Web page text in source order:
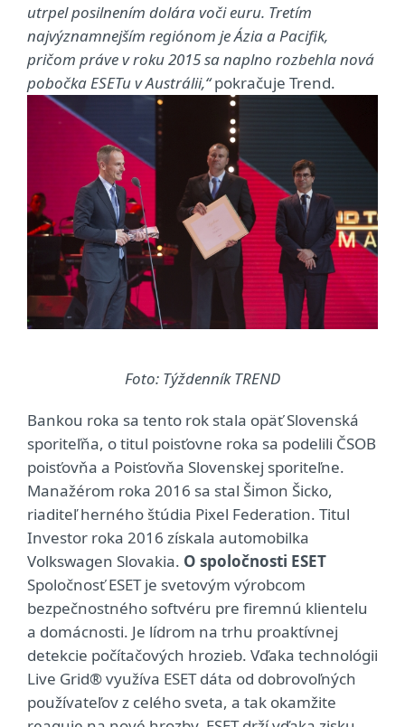
utrpel posilnením dolára voči euru. Tretím
najvýznamnejším regiónom je Ázia a Pacifik,
pričom práve v roku 2015 sa naplno rozbehla nová
pobočka ESETu v Austrálii,“pokračuje Trend.
Foto: Týždenník TREND
Bankou roka sa tento rok stala opäť Slovenská
sporiteľňa, o titul poisťovne roka sa podelili ČSOB
poisťovňa a Poisťovňa Slovenskej sporiteľne.
Manažérom roka 2016 sa stal Šimon Šicko,
riaditeľ herného štúdia Pixel Federation. Titul
Investor roka 2016 získala automobilka
Volkswagen Slovakia. O spoločnosti ESET
Spoločnosť ESET je svetovým výrobcom
bezpečnostného softvéru pre firemnú klientelu
a domácnosti. Je lídrom na trhu proaktívnej
detekcie počítačových hrozieb. Vďaka technológii
Live Grid® využíva ESET dáta od dobrovoľných
používateľov z celého sveta, a tak okamžite